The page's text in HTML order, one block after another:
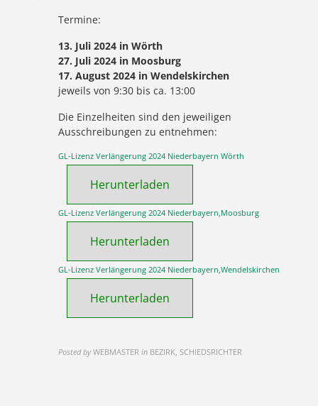
Termine:
13. Juli 2024 in Wörth
27. Juli 2024 in Moosburg
17. August 2024 in Wendelskirchen
jeweils von 9:30 bis ca. 13:00
Die Einzelheiten sind den jeweiligen
Ausschreibungen zu entnehmen:
GL-Lizenz Verlängerung 2024 Niederbayern Wörth
Herunterladen
GL-Lizenz Verlängerung 2024 Niederbayern,Moosburg
Herunterladen
GL-Lizenz Verlängerung 2024 Niederbayern,Wendelskirchen
Herunterladen
Posted by WEBMASTER in BEZIRK, SCHIEDSRICHTER